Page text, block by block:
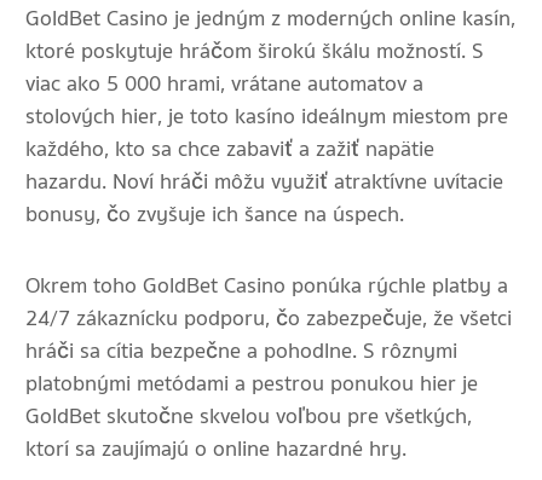
GoldBet Casino je jedným z moderných online kasín,
ktoré poskytuje hráčom širokú škálu možností. S
viac ako 5 000 hrami, vrátane automatov a
stolových hier, je toto kasíno ideálnym miestom pre
každého, kto sa chce zabaviť a zažiť napätie
hazardu. Noví hráči môžu využiť atraktívne uvítacie
bonusy, čo zvyšuje ich šance na úspech.
Okrem toho GoldBet Casino ponúka rýchle platby a
24/7 zákaznícku podporu, čo zabezpečuje, že všetci
hráči sa cítia bezpečne a pohodlne. S rôznymi
platobnými metódami a pestrou ponukou hier je
GoldBet skutočne skvelou voľbou pre všetkých,
ktorí sa zaujímajú o online hazardné hry.